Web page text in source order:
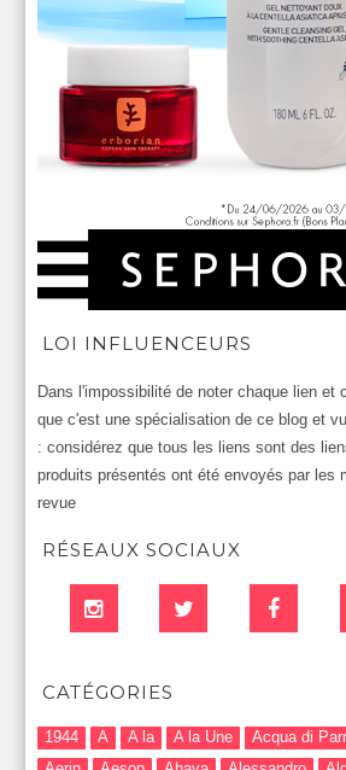
LOI INFLUENCEURS
Dans l'impossibilité de noter chaque lien et
que c'est une spécialisation de ce blog et
: considérez que tous les liens sont des
produits présentés ont été envoyés par les
revue
RÉSEAUX SOCIAUX
CATÉGORIES
1944 A A la A la Une Acqua di